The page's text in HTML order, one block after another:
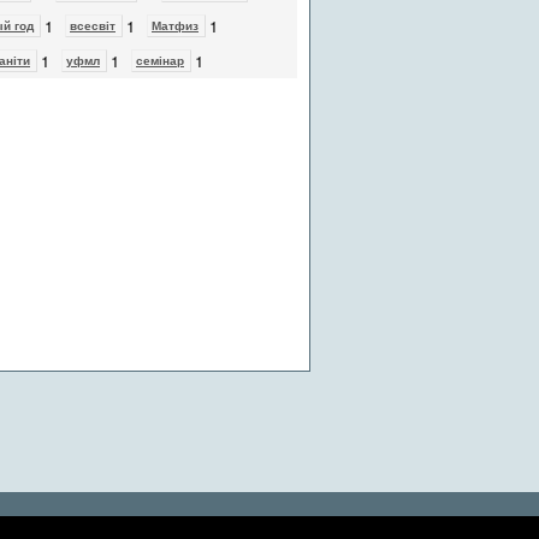
год 1 всесвіт 1 Матфиз 1
1 уфмл 1 cемінар 1